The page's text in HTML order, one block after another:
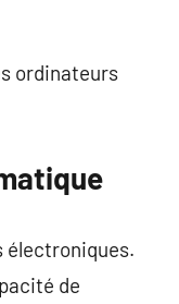
ordinateurs
électroniques.
de